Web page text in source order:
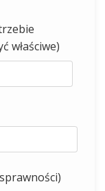
właściwe)